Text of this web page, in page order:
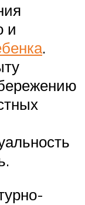
и
.